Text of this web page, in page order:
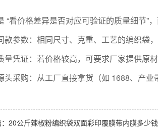
“看价格差异是否对应可验证的质量细节”
款参数：相同尺寸、克重、工艺的编织袋
量凭证：若价格较高，可要求厂家提供原
头采购：从工厂直接拿货（如 1688、产业
20公斤辣椒粉编织袋双面彩印覆膜带内膜多少钱